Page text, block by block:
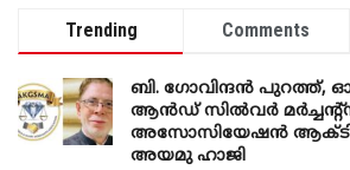
Trending Comments
ബി. ​ഗോവിന്ദൻ പുറത്ത്,
ആൻഡ് സിൽവർ
അസോസിയേഷൻ
അയമു ഹാജി